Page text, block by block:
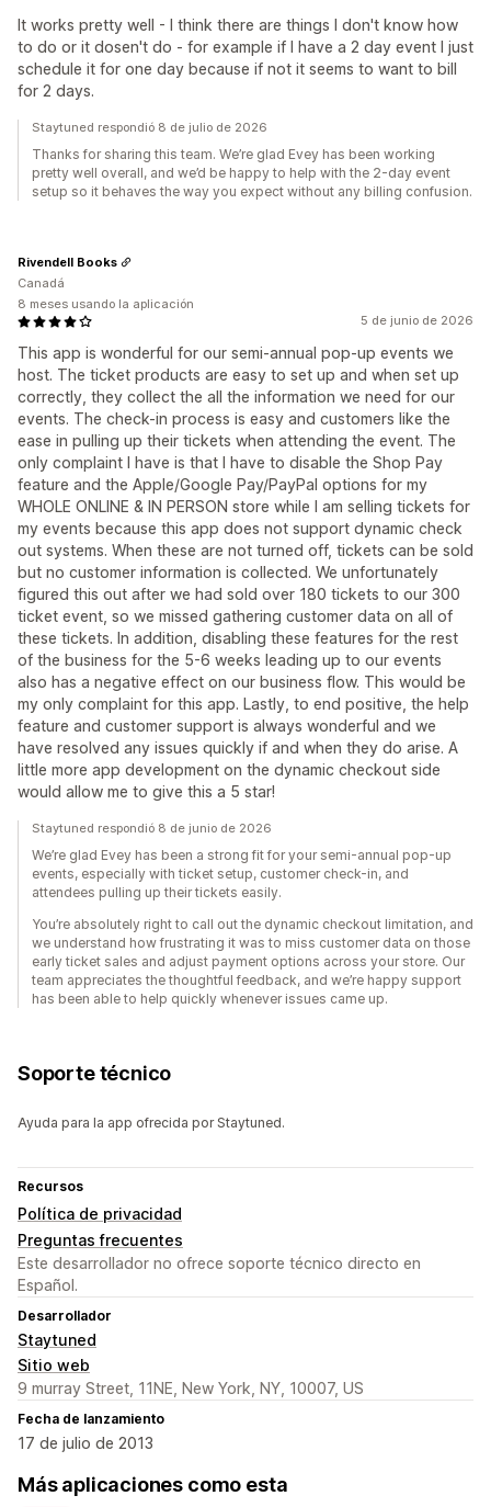
It works pretty well - I think there are things I don't know how
to do or it dosen't do - for example if I have a 2 day event I just
schedule it for one day because if not it seems to want to bill
for 2 days.
Staytuned respondió 8 de julio de 2026
Thanks for sharing this team. We’re glad Evey has been working
pretty well overall, and we’d be happy to help with the 2-day event
setup so it behaves the way you expect without any billing confusion.
5 de junio de 2026
This app is wonderful for our semi-annual pop-up events we
host. The ticket products are easy to set up and when set up
correctly, they collect the all the information we need for our
events. The check-in process is easy and customers like the
ease in pulling up their tickets when attending the event. The
only complaint I have is that I have to disable the Shop Pay
feature and the Apple/Google Pay/PayPal options for my
WHOLE ONLINE & IN PERSON store while I am selling tickets for
my events because this app does not support dynamic check
out systems. When these are not turned off, tickets can be sold
but no customer information is collected. We unfortunately
figured this out after we had sold over 180 tickets to our 300
ticket event, so we missed gathering customer data on all of
these tickets. In addition, disabling these features for the rest
of the business for the 5-6 weeks leading up to our events
also has a negative effect on our business flow. This would be
my only complaint for this app. Lastly, to end positive, the help
feature and customer support is always wonderful and we
have resolved any issues quickly if and when they do arise. A
little more app development on the dynamic checkout side
would allow me to give this a 5 star!
Rivendell Books
Canadá
8 meses usando la aplicación
Staytuned respondió 8 de junio de 2026
We’re glad Evey has been a strong fit for your semi-annual pop-up
events, especially with ticket setup, customer check-in, and
attendees pulling up their tickets easily.
You’re absolutely right to call out the dynamic checkout limitation, and
we understand how frustrating it was to miss customer data on those
early ticket sales and adjust payment options across your store. Our
team appreciates the thoughtful feedback, and we’re happy support
has been able to help quickly whenever issues came up.
Soporte técnico
Ayuda para la app ofrecida por Staytuned.
Recursos
Política de privacidad
Preguntas frecuentes
Este desarrollador no ofrece soporte técnico directo en
Español.
Desarrollador
Staytuned
Sitio web
9 murray Street, 11NE, New York, NY, 10007, US
Fecha de lanzamiento
17 de julio de 2013
Más aplicaciones como esta